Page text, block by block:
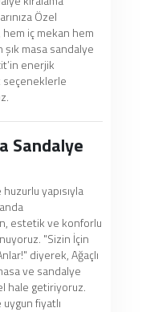
Özel
hem iç mekan hem
masa sandalye
enerjik
seçeneklerle
Sandalye
yapısıyla
estetik ve konforlu
"Sizin İçin
diyerek, Ağaçlı
ve sandalye
hale getiriyoruz.
fiyatlı